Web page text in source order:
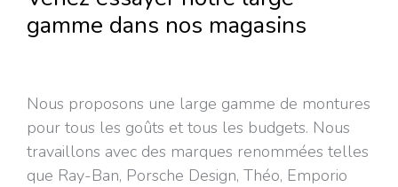
gamme dans nos magasins
Nous proposons une large gamme de montures
pour tous les goûts et tous les budgets. Nous
travaillons avec des marques renommées telles
que Ray-Ban, Porsche Design, Théo, Emporio